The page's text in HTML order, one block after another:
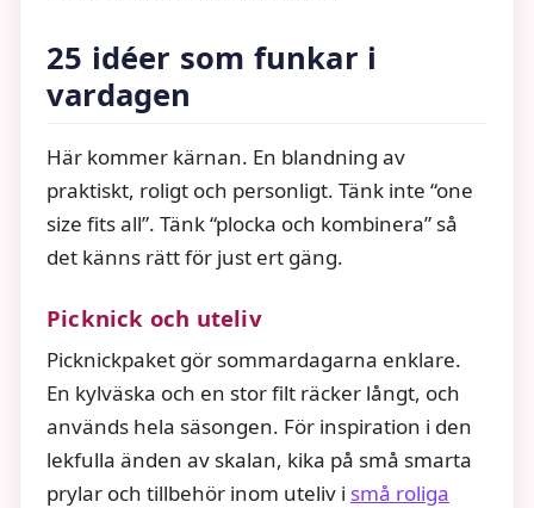
25 idéer som funkar i
vardagen
Här kommer kärnan. En blandning av
praktiskt, roligt och personligt. Tänk inte “one
size fits all”. Tänk “plocka och kombinera” så
det känns rätt för just ert gäng.
Picknick och uteliv
Picknickpaket gör sommardagarna enklare.
En kylväska och en stor filt räcker långt, och
används hela säsongen. För inspiration i den
lekfulla änden av skalan, kika på små smarta
prylar och tillbehör inom uteliv i små roliga